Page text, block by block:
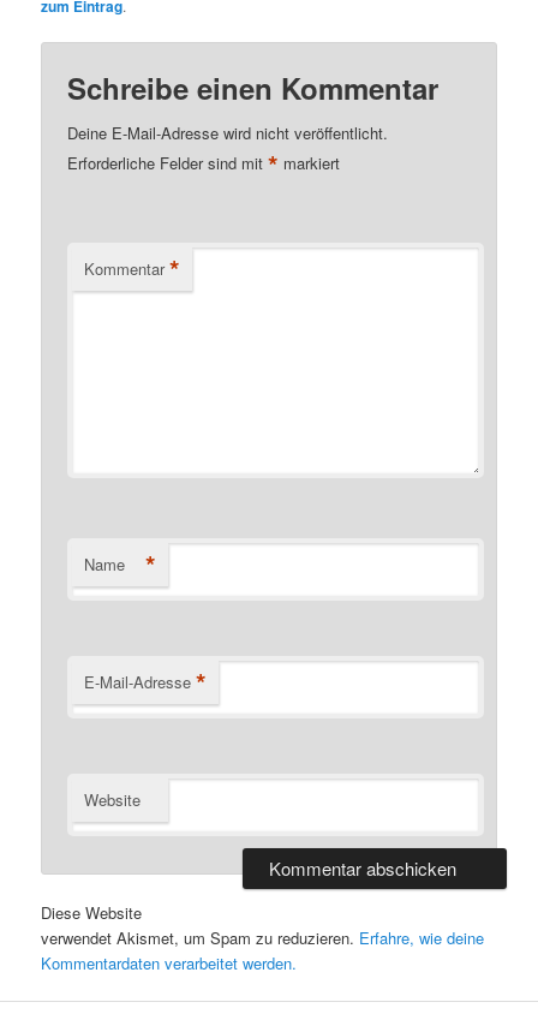
zum Eintrag.
Schreibe einen Kommentar
Deine E-Mail-Adresse wird nicht veröffentlicht.
Erforderliche Felder sind mit* markiert
Kommentar *
Name *
E-Mail-Adresse *
Website
Diese Website
verwendet Akismet, um Spam zu reduzieren. Erfahre, wie deine
Kommentardaten verarbeitet werden.